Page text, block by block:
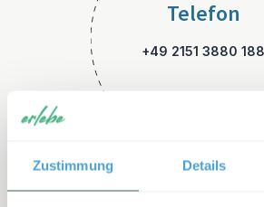
Zustimmung Details
Telefon
+49 2151 3880 188